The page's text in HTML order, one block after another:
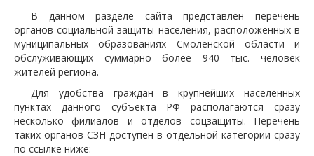
В данном разделе сайта представлен перечень
органов социальной защиты населения, расположенных в
муниципальных образованиях Смоленской области и
обслуживающих суммарно более 940 тыс. человек
жителей региона.
Для удобства граждан в крупнейших населенных
пунктах данного субъекта РФ располагаются сразу
несколько филиалов и отделов соцзащиты. Перечень
таких органов СЗН доступен в отдельной категории сразу
по ссылке ниже: